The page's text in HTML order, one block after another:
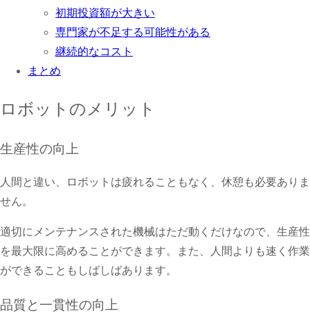
初期投資額が大きい
専門家が不足する可能性がある
継続的なコスト
まとめ
ロボットのメリット
生産性の向上
人間と違い、ロボットは疲れることもなく、休憩も必要ありま
せん。
適切にメンテナンスされた機械はただ動くだけなので、生産性
を最大限に高めることができます。また、人間よりも速く作業
ができることもしばしばあります。
品質と一貫性の向上